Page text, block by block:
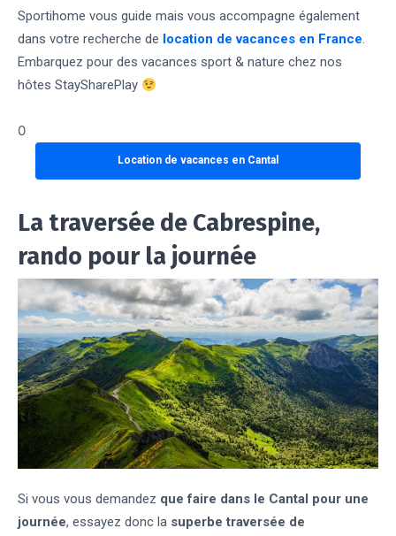
Sportihome vous guide mais vous accompagne également
dans votre recherche de location de vacances en France.
Embarquez pour des vacances sport & nature chez nos
hôtes StaySharePlay
0
Location de vacances en Cantal
La traversée de Cabrespine,
rando pour la journée
Si vous vous demandez que faire dans le Cantal pour une
journée, essayez donc la superbe traversée de